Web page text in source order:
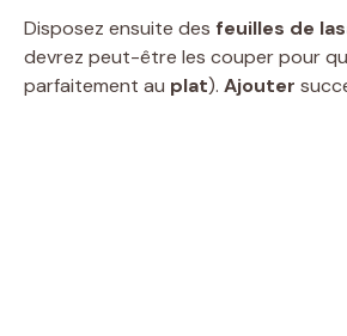
Disposez ensuite des feuilles de
devrez peut-être les couper pour
parfaitement au plat). Ajouter